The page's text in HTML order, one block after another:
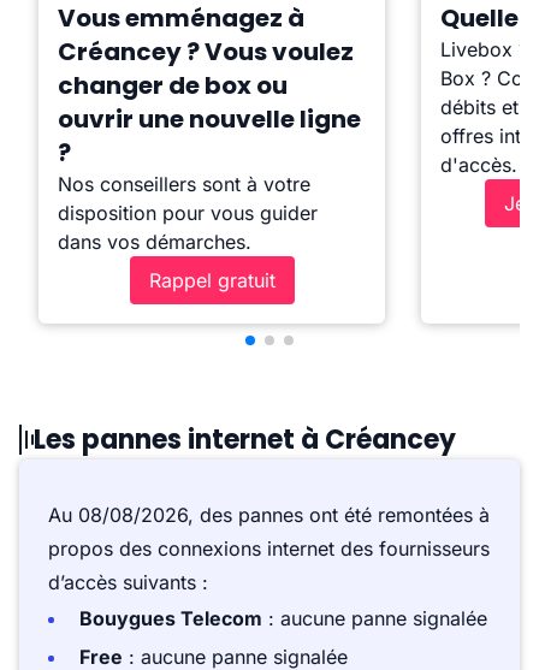
Vous emménagez à
Créancey ? Vous voulez
changer de box ou
ouvrir une nouvelle ligne
?
Nos conseillers sont à votre
disposition pour vous guider
dans vos démarches.
Rappel gratuit
Quelle
Livebox ?
Box ?
débits et
offres
d'accès.
Je
Les pannes internet à Créancey
Au 08/08/2026, des pannes ont été remontées à
propos des connexions internet des fournisseurs
d’accès suivants :
Bouygues Telecom : aucune panne signalée
Free : aucune panne signalée